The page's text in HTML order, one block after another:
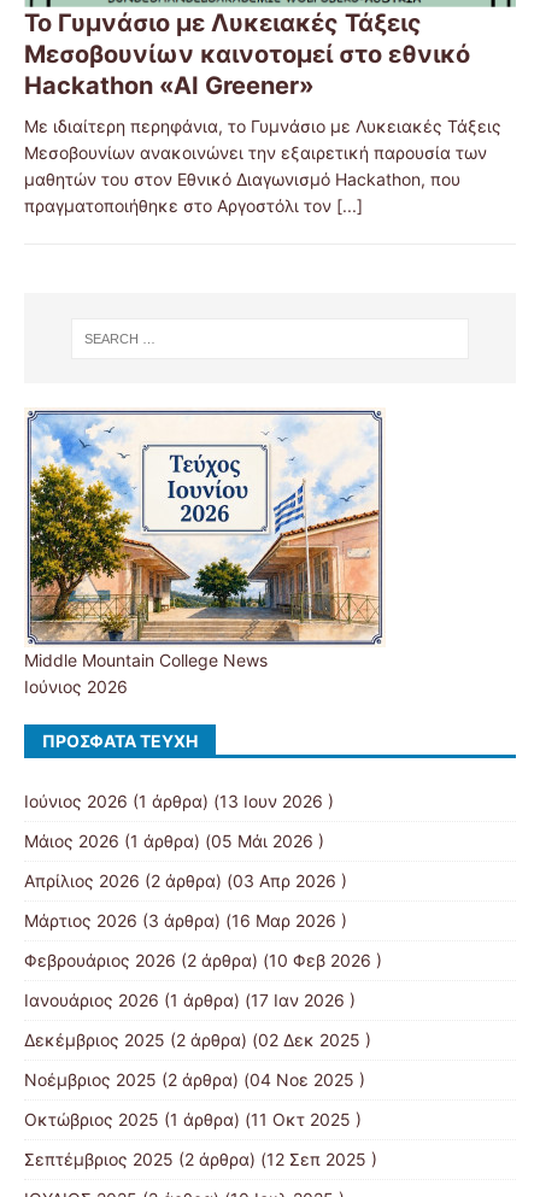
Το Γυμνάσιο με Λυκειακές Τάξεις
Μεσοβουνίων καινοτομεί στο εθνικό
Hackathon «AI Greener»
Με ιδιαίτερη περηφάνια, το Γυμνάσιο με Λυκειακές Τάξεις
Μεσοβουνίων ανακοινώνει την εξαιρετική παρουσία των
μαθητών του στον Εθνικό Διαγωνισμό Hackathon, που
πραγματοποιήθηκε στο Αργοστόλι τον [...]
Middle Mountain College News
Ιούνιος 2026
ΠΡΌΣΦΑΤΑ ΤΕΎΧΗ
Ιούνιος 2026 (1 άρθρα) (13 Ιουν 2026 )
Μάιος 2026 (1 άρθρα) (05 Μάι 2026 )
Απρίλιος 2026 (2 άρθρα) (03 Απρ 2026 )
Μάρτιος 2026 (3 άρθρα) (16 Μαρ 2026 )
Φεβρουάριος 2026 (2 άρθρα) (10 Φεβ 2026 )
Ιανουάριος 2026 (1 άρθρα) (17 Ιαν 2026 )
Δεκέμβριος 2025 (2 άρθρα) (02 Δεκ 2025 )
Νοέμβριος 2025 (2 άρθρα) (04 Νοε 2025 )
Οκτώβριος 2025 (1 άρθρα) (11 Οκτ 2025 )
Σεπτέμβριος 2025 (2 άρθρα) (12 Σεπ 2025 )